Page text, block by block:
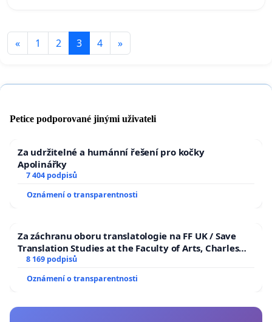
« 1 2 3 4 »
Petice podporované jinými uživateli
Za udržitelné a humánní řešení pro kočky
Apolinářky
7 404 podpisů
Oznámení o transparentnosti
Za záchranu oboru translatologie na FF UK / Save
Translation Studies at the Faculty of Arts, Charles
University
8 169 podpisů
Oznámení o transparentnosti